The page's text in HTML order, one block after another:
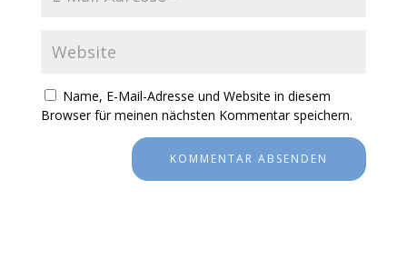
Name, E-Mail-Adresse und Website in diesem
Browser für meinen nächsten Kommentar speichern.